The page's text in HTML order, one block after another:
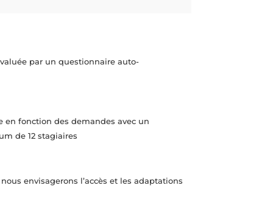
par un questionnaire auto-
en fonction des demandes avec un
de 12 stagiaires
envisagerons l’accès et les adaptations